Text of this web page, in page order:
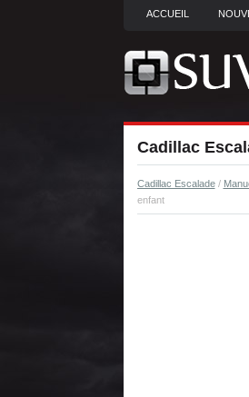
ACCUEIL
Cadillac
Cadillac Escalade/
enfant